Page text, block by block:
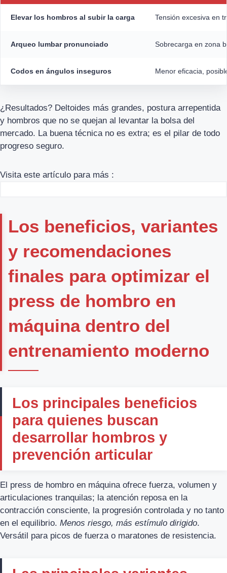
Elevar los hombros al subir la carga Tensión excesiva en
Arqueo lumbar pronunciado Sobrecarga en zona
Codos en ángulos inseguros Menor eficacia,
¿Resultados? Deltoides más grandes, postura arrepentida
y hombros que no se quejan al levantar la bolsa del
mercado. La buena técnica no es extra; es el pilar de todo
progreso seguro.
Visita este artículo para más :
Los beneficios, variantes
y recomendaciones
finales para optimizar el
press de hombro en
máquina dentro del
entrenamiento moderno
Los principales beneficios
para quienes buscan
desarrollar hombros y
prevención articular
El press de hombro en máquina ofrece fuerza, volumen y
articulaciones tranquilas; la atención reposa en la
contracción consciente, la progresión controlada y no tanto
en el equilibrio. Menos riesgo, más estímulo dirigido.
Versátil para picos de fuerza o maratones de resistencia.